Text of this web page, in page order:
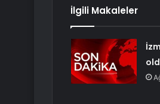
İlgili Makaleler